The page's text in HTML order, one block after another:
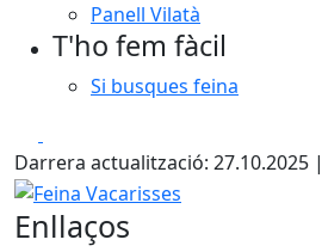
Panell Vilatà
T'ho fem fàcil
Si busques feina
Darrera actualització: 27.10.2025
Feina Vacarisses
Enllaços